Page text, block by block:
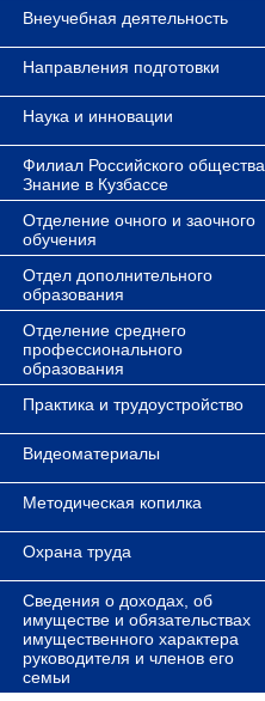
Внеучебная деятельность
Направления подготовки
Наука и инновации
Филиал Российского общества
Знание в Кузбассе
Отделение очного и заочного
обучения
Отдел дополнительного
образования
Отделение среднего
профессионального
образования
Практика и трудоустройство
Видеоматериалы
Методическая копилка
Охрана труда
Сведения о доходах, об
имуществе и обязательствах
имущественного характера
руководителя и членов его
семьи